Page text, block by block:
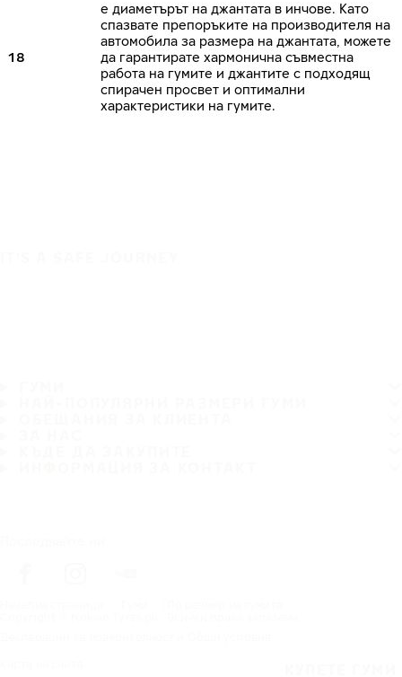
18
е диаметърът на джантата в инчове. Като
спазвате препоръките на производителя на
автомобила за размера на джантата, можете
да гарантирате хармонична съвместна
работа на гумите и джантите с подходящ
спирачен просвет и оптимални
характеристики на гумите.